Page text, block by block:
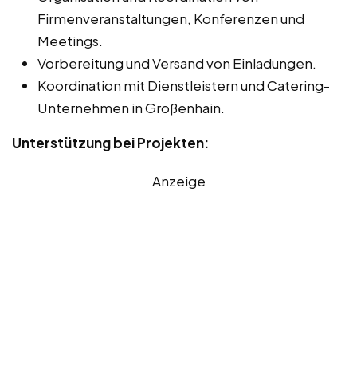
Firmenveranstaltungen, Konferenzen und
Meetings.
Vorbereitung und Versand von Einladungen.
Koordination mit Dienstleistern und Catering-
Unternehmen in Großenhain.
Unterstützung bei Projekten:
Anzeige